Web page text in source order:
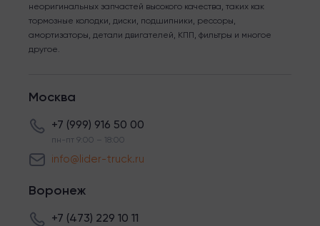
неоригинальных запчастей высокого качества, таких как
тормозные колодки, диски, подшипники, рессоры,
амортизаторы, детали двигателей, КПП, фильтры и многое
другое.
Москва
+7 (999) 916 50 00
пн-пт 9:00 – 18:00
info@lider-truck.ru
Воронеж
+7 (473) 229 10 11